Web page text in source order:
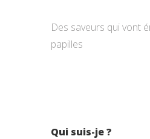
Des saveurs qui vont
papilles
Qui suis-je ?